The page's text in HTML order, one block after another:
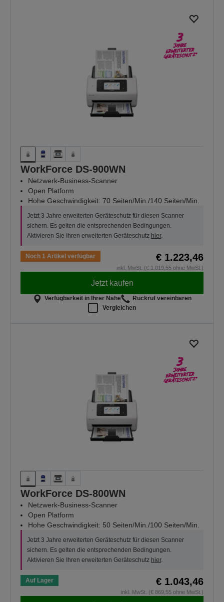
WorkForce DS-900WN
Netzwerk-Business-Scanner
Open Platform
Hohe Geschwindigkeit: 70 Seiten/Min./140 Seiten/Min.
Jetzt 3 Jahre erweiterten Geräteschutz für diesen Scanner
sichern. Es gelten die entsprechenden Bedingungen.
Aktivieren Sie Ihren erweiterten Geräteschutz hier.
Noch 1 Artikel verfügbar € 1.223,46
inkl. MwSt. (€ 1.019,55 ohne MwSt.)
Jetzt kaufen
Verfügbarkeit in Ihrer Nähe
Rückruf vereinbaren
Vergleichen
WorkForce DS-800WN
Netzwerk-Business-Scanner
Open Platform
Hohe Geschwindigkeit: 50 Seiten/Min./100 Seiten/Min.
Jetzt 3 Jahre erweiterten Geräteschutz für diesen Scanner
sichern. Es gelten die entsprechenden Bedingungen.
Aktivieren Sie Ihren erweiterten Geräteschutz hier.
Auf Lager € 1.043,46
inkl. MwSt. (€ 869,55 ohne MwSt.)